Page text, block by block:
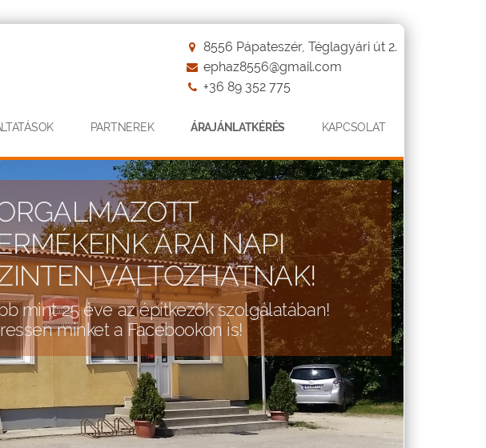
8556 Pápateszér, Téglagyári út 2.
ephaz8556@gmail.com
+36 89 352 775
PARTNEREK ÁRAJÁNLATKÉRÉS KAPCSOLAT
SZÉLES TERMÉKVÁLASZTÉK
Széles választék nem csak építőanyagokból!